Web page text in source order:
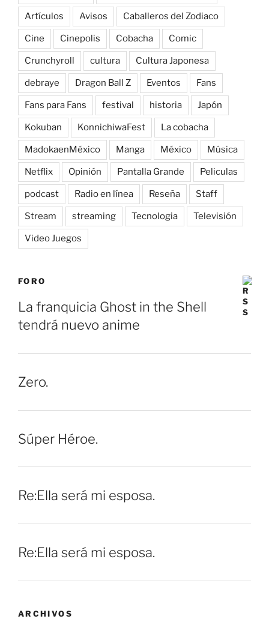
Artículos Avisos Caballeros del Zodiaco
Cine Cinepolis Cobacha Comic
Crunchyroll cultura Cultura Japonesa
debraye Dragon Ball Z Eventos Fans
Fans para Fans festival historia Japón
Kokuban KonnichiwaFest La cobacha
MadokaenMéxico Manga México Música
Netflix Opinión Pantalla Grande Peliculas
podcast Radio en línea Reseña Staff
Stream streaming Tecnologia Televisión
Video Juegos
FORO
La franquicia Ghost in the Shell
tendrá nuevo anime
Zero.
Súper Héroe.
Re:Ella será mi esposa.
Re:Ella será mi esposa.
ARCHIVOS